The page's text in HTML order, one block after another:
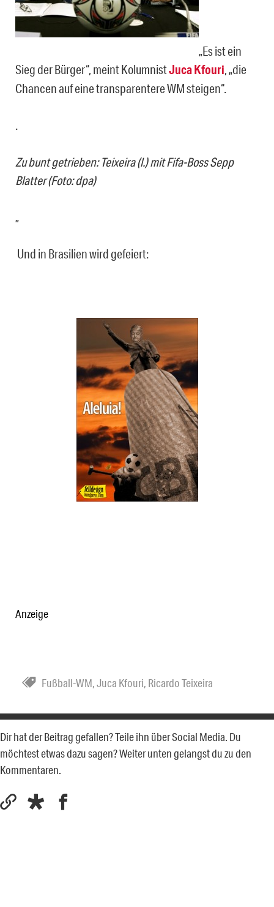
„Es ist ein
Sieg der Bürger“, meint KolumnistJuca Kfouri, „die
Chancen auf eine transparentere WM steigen“.
.
Zu bunt getrieben: Teixeira (l.) mit Fifa-Boss Sepp
Blatter (Foto: dpa)
„
Und in Brasilien wird gefeiert:
Anzeige
Fußball-WM,Juca Kfouri, Ricardo Teixeira
Dir hat der Beitrag gefallen? Teile ihn über Social Media. Du
möchtest etwas dazu sagen? Weiter unten gelangst du zu den
Kommentaren.